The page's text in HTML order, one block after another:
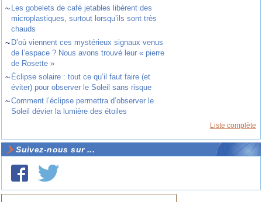
~ Les gobelets de café jetables libèrent des
microplastiques, surtout lorsqu’ils sont très
chauds
~ D’où viennent ces mystérieux signaux venus
de l’espace ? Nous avons trouvé leur « pierre
de Rosette »
~ Éclipse solaire : tout ce qu’il faut faire (et
éviter) pour observer le Soleil sans risque
~Comment l’éclipse permettra d’observer le
Soleil dévier la lumière des étoiles
Liste complète
Suivez-nous sur ...